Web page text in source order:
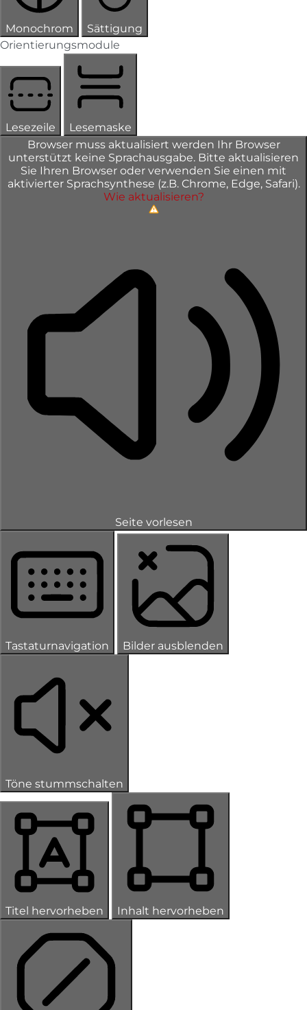
Monochrom
Sättigung
Orientierungsmodule
Lesezeile
Lesemaske
Browser muss aktualisiert werden Ihr Browser
unterstützt keine Sprachausgabe. Bitte aktualisieren
Sie Ihren Browser oder verwenden Sie einen mit
aktivierter Sprachsynthese (z.B. Chrome, Edge, Safari).
Wie aktualisieren?
Seite vorlesen
Tastaturnavigation Bilder ausblenden
Töne stummschalten
Titel hervorheben Inhalt hervorheben